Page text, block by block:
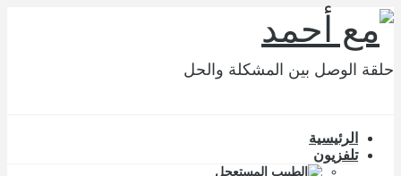
حلقة الوصل بين المشكلة والحل
الرئيسية
تلفزيون